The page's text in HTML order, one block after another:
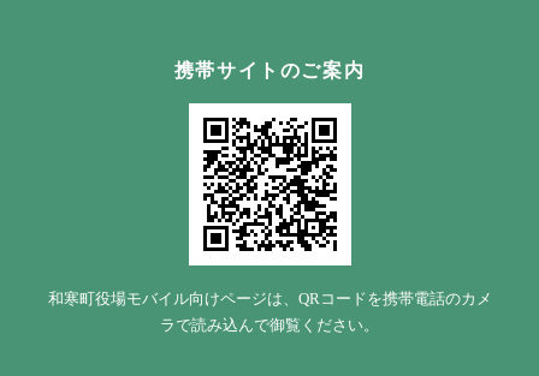
携帯サイトのご案内
和寒町役場モバイル向けページは、QRコードを携帯電話のカメ
ラで読み込んで御覧ください。